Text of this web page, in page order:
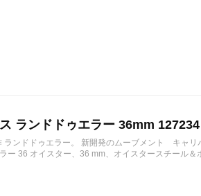
ランドドゥエラー 36mm
ランドドゥエラー。 新開発のムーブメント キャ
ー 36 オイスター、36 mm、オイスタースチール